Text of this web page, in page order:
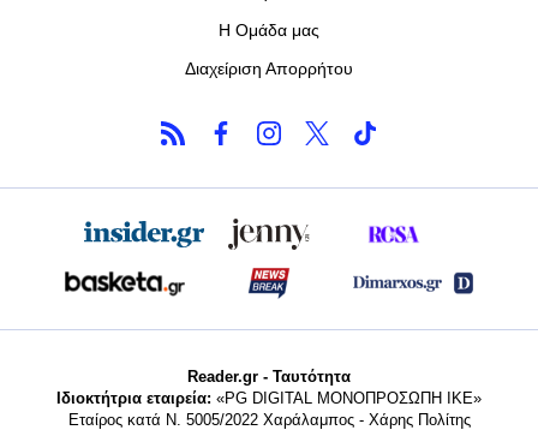
Η Ομάδα μας
Διαχείριση Απορρήτου
Reader.gr - Ταυτότητα
Ιδιοκτήτρια εταιρεία: «PG DIGITAL MONΟΠΡΟΣΩΠΗ ΙΚΕ»
Εταίρος κατά Ν. 5005/2022 Χαράλαμπος - Χάρης Πολίτης